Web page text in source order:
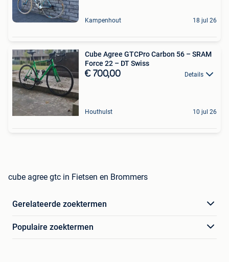
Kampenhout 18 jul 26
Cube Agree GTCPro Carbon 56 – SRAM
Force 22 – DT Swiss
€ 700,00 Details
Houthulst 10 jul 26
cube agree gtc in Fietsen en Brommers
Gerelateerde zoektermen
Populaire zoektermen